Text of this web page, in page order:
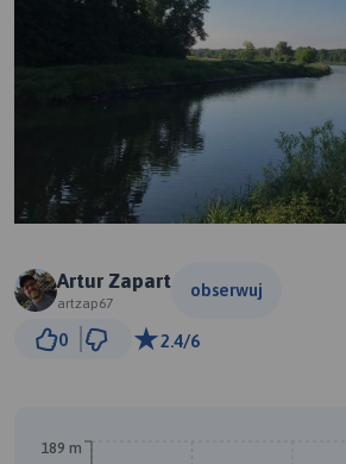
Artur Zapart
artzap67
obserwuj
0 2.4/6
189 m